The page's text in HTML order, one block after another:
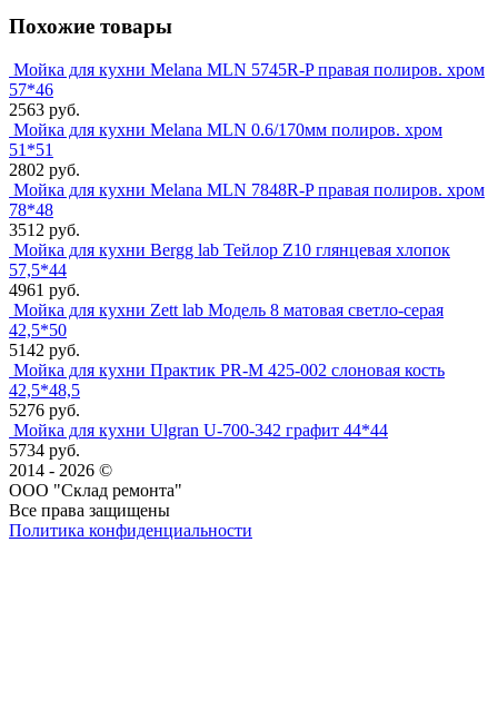
Похожие товары
Мойка для кухни Melana MLN 5745R-P правая полиров. хром
57*46
2563 руб.
Мойка для кухни Melana MLN 0.6/170мм полиров. хром
51*51
2802 руб.
Мойка для кухни Melana MLN 7848R-P правая полиров. хром
78*48
3512 руб.
Мойка для кухни Bergg lab Тейлор Z10 глянцевая хлопок
57,5*44
4961 руб.
Мойка для кухни Zett lab Модель 8 матовая светло-серая
42,5*50
5142 руб.
Мойка для кухни Практик PR-M 425-002 слоновая кость
42,5*48,5
5276 руб.
Мойка для кухни Ulgran U-700-342 графит 44*44
5734 руб.
2014 - 2026 ©
ООО "Склад ремонта"
Все права защищены
Политика конфиденциальности